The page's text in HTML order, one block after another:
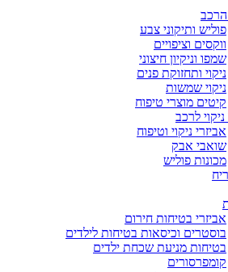
הרכב
פוליש ותיקוני צבע
ווקסים וציפויים
שמפו וניקיון חיצוני
ניקוי ותחזוקת פנים
ניקוי שמשות
קיטים מוצרי טיפוח
ניקוי לרכב
אביזרי ניקוי וטיפוח
שואבי אבק
מכונות פוליש
אביזרי בטיחות חירום
בוסטרים וכיסאות בטיחות לילדים
בטיחות מניעת שכחת ילדים
קומפרסורים